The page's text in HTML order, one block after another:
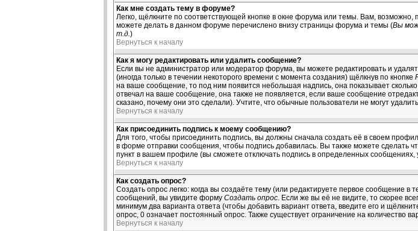
Как мне создать тему в форуме?
Легко, щёлкните по соответствующей кнопке в окне форума или темы. Вам,
можете делать в данном форуме перечислено внизу страницы форума и темы (Вы
т.д.)
Вернуться к началу
Как я могу редактировать или удалить сообщение?
Если вы не администратор или модератор форума, вы можете редактировать и
(иногда только в течении некоторого времени с момента создания) щёлкнув по кнопке
на ваше сообщение, то под ним появится небольшая надпись, она показывает
отвечал на ваше сообщение, она также не появляется, если ваше сообщение
сказано, почему они это сделали). Учтите, что обычные пользователи не могут
Вернуться к началу
Как присоединить подпись к моему сообщению?
Для того, чтобы присоединить подпись, вы должны сначала создать её в своем
в форме отправки сообщения, чтобы подпись добавилась. Вы также можете сделать
пункт в вашем профиле (вы сможете отключать подпись в определенных сообщениях,
Вернуться к началу
Как создать опрос?
Создать опрос легко: когда вы создаёте тему (или редактируете первое сообщение
сообщений, вы увидите форму Создать опрос. Если же вы её не видите, то скорее
минимум два варианта ответа (чтобы добавить вариант ответа, введите его и
опрос, 0 означает постоянный опрос. Также существует ограничение на количество
Вернуться к началу